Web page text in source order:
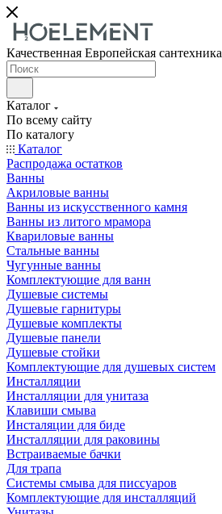
Качественная Европейская сантехника
Каталог
По всему сайту
По каталогу
Каталог
Распродажа остатков
Ванны
Акриловые ванны
Ванны из искусственного камня
Ванны из литого мрамора
Квариловые ванны
Стальные ванны
Чугунные ванны
Комплектующие для ванн
Душевые системы
Душевые гарнитуры
Душевые комплекты
Душевые панели
Душевые стойки
Комплектующие для душевых систем
Инсталляции
Инсталляции для унитаза
Клавиши смыва
Инсталяции для биде
Инсталляции для раковины
Встраиваемые бачки
Для трапа
Системы смыва для писсуаров
Комплектующие для инсталляций